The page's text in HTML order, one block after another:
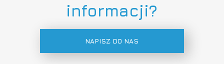
informacji?
NAPISZ DO NAS